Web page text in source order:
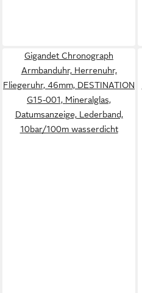
Gigandet Chronograph
Armbanduhr, Herrenuhr,
Fliegeruhr, 46mm, DESTINATION
G15-001, Mineralglas,
Datumsanzeige, Lederband,
10bar/100m wasserdicht